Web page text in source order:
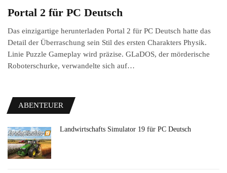
Portal 2 für PC Deutsch
Das einzigartige herunterladen Portal 2 für PC Deutsch hatte das
Detail der Überraschung sein Stil des ersten Charakters Physik.
Linie Puzzle Gameplay wird präzise. GLaDOS, der mörderische
Roboterschurke, verwandelte sich auf…
ABENTEUER
Landwirtschafts Simulator 19 für PC Deutsch